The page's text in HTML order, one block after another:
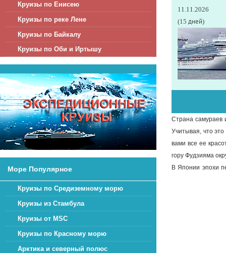
Круизы по Енисею
Круизы по реке Лене
Круизы по Байкалу
Круизы по Оби и Иртышу
Море Популярное
Круизы по Средиземному морю
Круизы из Стамбула
Круизы от MSC
Круизы по Красному морю
Арктика и северный полюс
11.11.2026
(15 дней)
Страна самураев
Учитывая, что
вами все ее
гору Фудзияма
В Японии эпохи